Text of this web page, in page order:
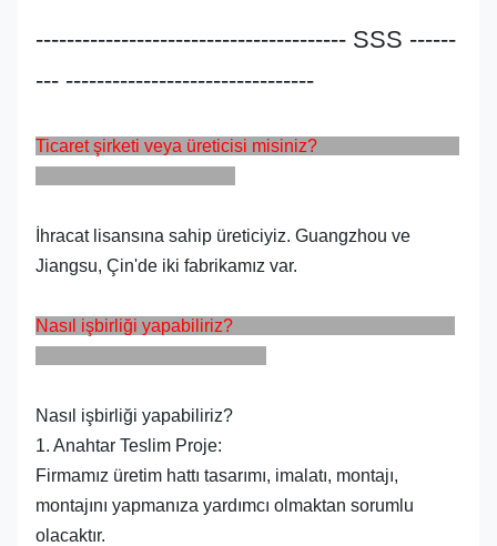
---------------------------------------- SSS ------
--- --------------------------------
Ticaret şirketi veya üreticisi misiniz?
İhracat lisansına sahip üreticiyiz. Guangzhou ve
Jiangsu, Çin'de iki fabrikamız var.
Nasıl işbirliği yapabiliriz?
Nasıl işbirliği yapabiliriz?
1. Anahtar Teslim Proje:
Firmamız üretim hattı tasarımı, imalatı, montajı,
montajını yapmanıza yardımcı olmaktan sorumlu
olacaktır.